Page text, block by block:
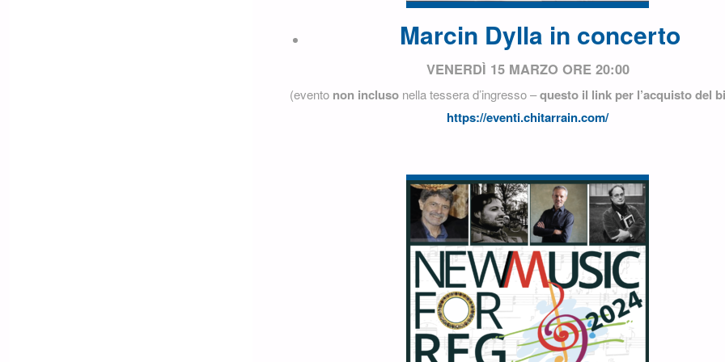
Marcin Dylla in concerto
VENERDÌ 15 MARZO ORE 20:00
(evento non incluso nella tessera d’ingresso –questo il link per l’acquisto del
https://eventi.chitarrain.com/